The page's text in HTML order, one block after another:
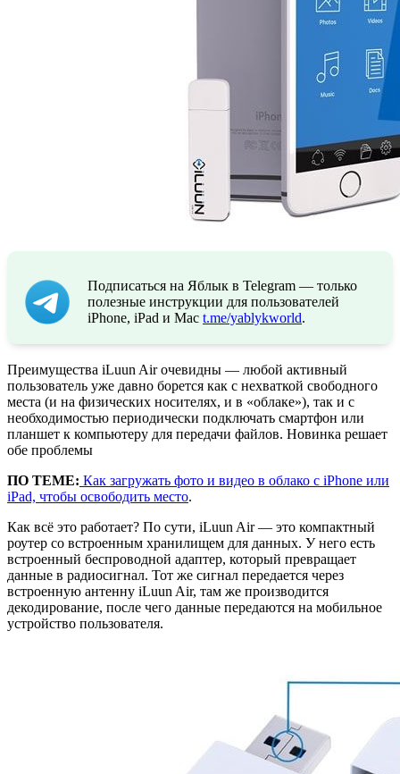
Подписаться на Яблык в Telegram — только
полезные инструкции для пользователей
iPhone, iPad и Mac t.me/yablykworld.
Преимущества iLuun Air очевидны — любой активный
пользователь уже давно борется как с нехваткой свободного
места (и на физических носителях, и в «облаке»), так и с
необходимостью периодически подключать смартфон или
планшет к компьютеру для передачи файлов. Новинка решает
обе проблемы
ПО ТЕМЕ: Как загружать фото и видео в облако с iPhone или
iPad, чтобы освободить место.
Как всё это работает? По сути, iLuun Air — это компактный
роутер со встроенным хранилищем для данных. У него есть
встроенный беспроводной адаптер, который превращает
данные в радиосигнал. Тот же сигнал передается через
встроенную антенну iLuun Air, там же производится
декодирование, после чего данные передаются на мобильное
устройство пользователя.